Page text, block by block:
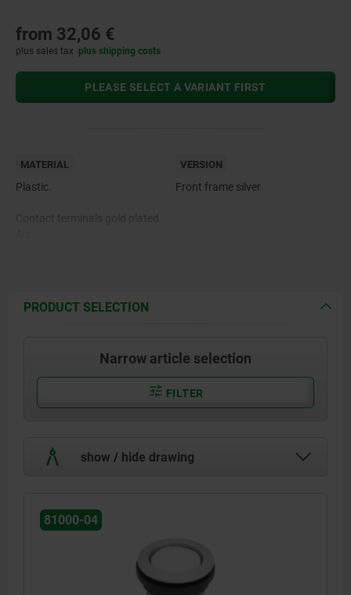
from 32,06 €
plus sales tax plus shipping costs
PLEASE SELECT A VARIANT FIRST
MATERIAL
Plastic.
VERSION
Front frame silver
PRODUCT SELECTION
Narrow article selection
FILTER
show / hide drawing
81000-04